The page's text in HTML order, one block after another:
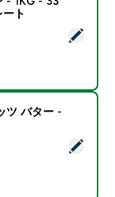
テイン - 1KG -
ト
ピーナッツ バタ
ツ バター -